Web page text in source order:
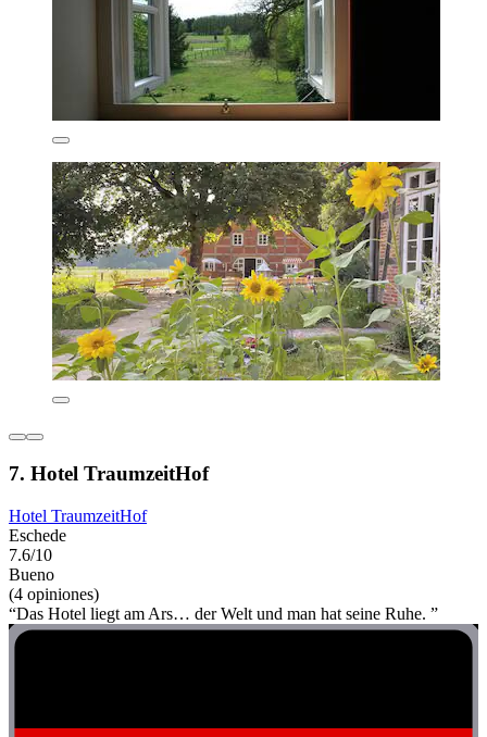
7. Hotel TraumzeitHof
Hotel TraumzeitHof
Eschede
7.6/10
Bueno
(4 opiniones)
“Das Hotel liegt am Ars… der Welt und man hat seine Ruhe. ”